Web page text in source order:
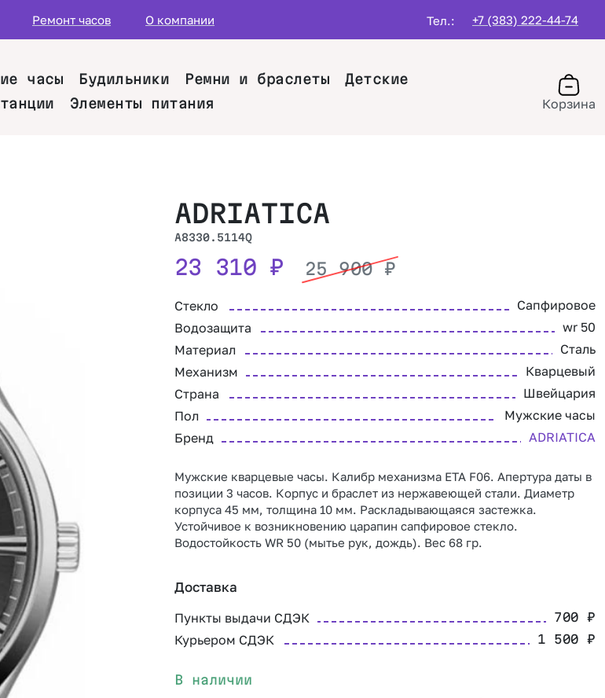
Ремонт часов О компании Тел.: +7 (383) 222-44-74
часы Будильники Ремни и браслеты
Детские
Элементы питания Корзина
ADRIATICA
A8330.5114Q
23 310 ₽ 25 900₽
Стекло
Сапфировое
Водозащита
wr 50
Материал
Сталь
Механизм
Кварцевый
Страна
Швейцария
Пол
Мужские часы
Бренд
ADRIATICA
Мужские кварцевые часы. Калибр механизма ETA F06. Апертура даты в
позиции 3 часов. Корпус и браслет из нержавеющей стали. Диаметр
корпуса 45 мм, толщина 10 мм. Раскладывающаяся застежка.
Устойчивое к возникновению царапин сапфировое стекло.
Водостойкость WR 50 (мытье рук, дождь). Вес 68 гр.
Доставка
Пункты выдачи СДЭК 700₽
Курьером СДЭК 1 500₽
В наличии